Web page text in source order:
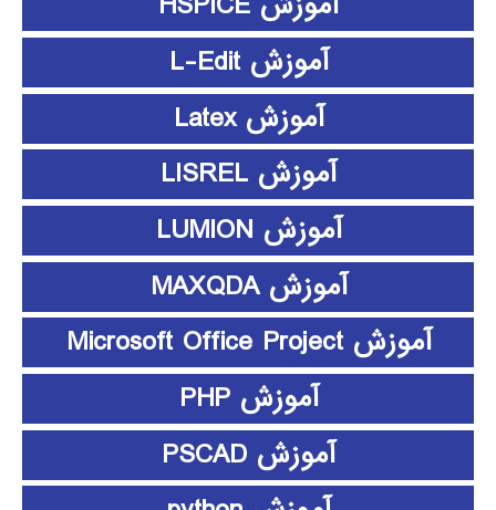
آموزش L-Edit
آموزش Latex
آموزش LISREL
آموزش LUMION
آموزش MAXQDA
آموزش Microsoft Office Project
آموزش PHP
آموزش PSCAD